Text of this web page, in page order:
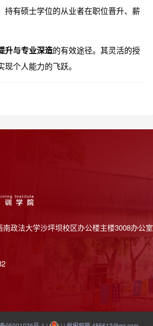
持有硕士学位的从业者在职位晋升、薪
升与专业深造的有效途径。其灵活的授
个人能力的飞跃。
政法大学沙坪坝校区办公楼主楼3008办公室